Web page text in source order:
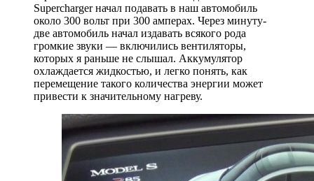
Supercharger начал подавать в наш автомобиль
около 300 вольт при 300 амперах. Через минуту-
две автомобиль начал издавать всякого рода
громкие звуки — включились вентиляторы,
которых я раньше не слышал. Аккумулятор
охлаждается жидкостью, и легко понять, как
перемещение такого количества энергии может
привести к значительному нагреву.